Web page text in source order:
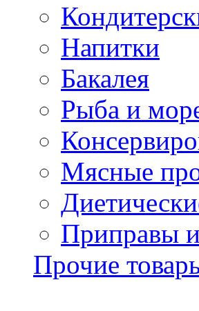
Напитки
Бакалея
Рыба и
Мясные
Приправы
Прочие